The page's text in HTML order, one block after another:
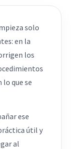
solo
en la
los
lo que se
ese
útil y
al